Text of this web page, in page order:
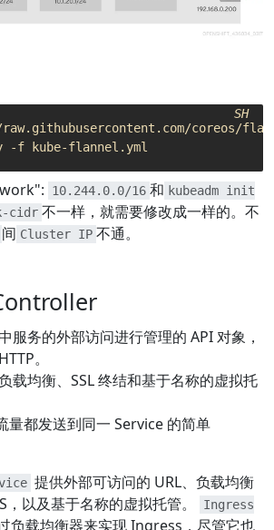
SH
10.244.0.0/16 和 kubeadm init
cidr 不一样，就需要修改成一样的。不
间 Cluster IP 不通。
服务的外部访问进行管理的 API 对象，
。
载均衡、SSL 终结和基于名称的虚拟托
量都发送到同一 Service 的简单
提供外部可访问的 URL、负载均衡
，以及基于名称的虚拟托管。
Ingress
负载均衡器来实现 Ingress，尽管它也